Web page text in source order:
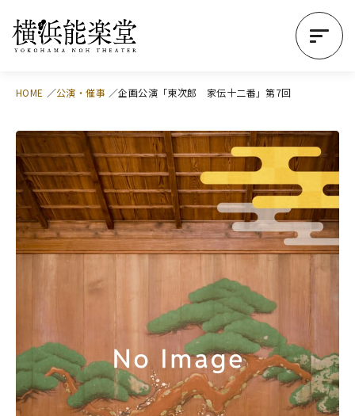
HOME 公演・催事 企画公演「東次郎 家伝十二番」第7回